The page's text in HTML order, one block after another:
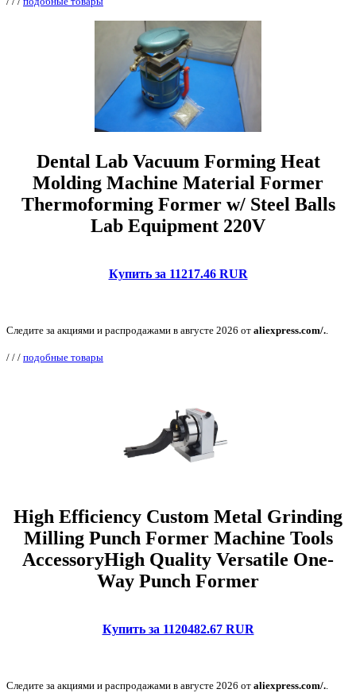
Dental Lab Vacuum Forming Heat
Molding Machine Material Former
Thermoforming Former w/ Steel Balls
Lab Equipment 220V
Купить за 11217.46 RUR
Следите за акциями и распродажами в августе 2026 от aliexpress.com/.
/ / / подобные товары
High Efficiency Custom Metal Grinding
Milling Punch Former Machine Tools
AccessoryHigh Quality Versatile One-
Way Punch Former
Купить за 1120482.67 RUR
Следите за акциями и распродажами в августе 2026 от aliexpress.com/..